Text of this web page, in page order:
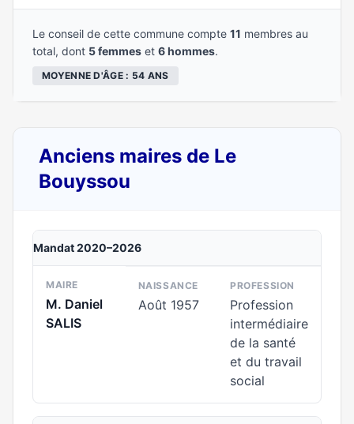
Le conseil de cette commune compte 11 membres au
total, dont 5 femmes et 6 hommes.
MOYENNE D'ÂGE : 54 ANS
Anciens maires de Le
Bouyssou
Mandat 2020–2026
MAIRE
M. Daniel
SALIS
NAISSANCE
Août 1957
PROFESSION
Profession
intermédiaire
de la santé
et du travail
social